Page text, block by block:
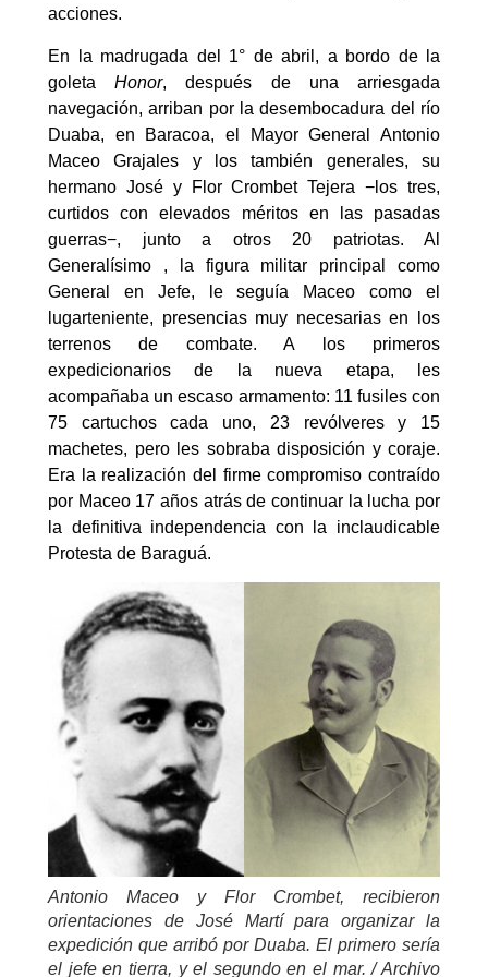
acciones.
En la madrugada del 1° de abril, a bordo de la
goletaHonor, después de una arriesgada
navegación, arriban por la desembocadura del río
Duaba, en Baracoa, el Mayor General Antonio
Maceo Grajales y los también generales, su
hermano José y Flor Crombet Tejera −los tres,
curtidos con elevados méritos en las pasadas
guerras−, junto a otros 20 patriotas. Al
Generalísimo , la figura militar principal como
General en Jefe, le seguía Maceo como el
lugarteniente, presencias muy necesarias en los
terrenos de combate. A los primeros
expedicionarios de la nueva etapa, les
acompañaba un escaso armamento: 11 fusiles con
75 cartuchos cada uno, 23 revólveres y 15
machetes, pero les sobraba disposición y coraje.
Era la realización del firme compromiso contraído
por Maceo 17 años atrás de continuar la lucha por
la definitiva independencia con la inclaudicable
Protesta de Baraguá.
Antonio Maceo y Flor Crombet, recibieron
orientaciones de José Martí para organizar la
expedición que arribó por Duaba. El primero sería
el jefe en tierra, y el segundo en el mar. / Archivo